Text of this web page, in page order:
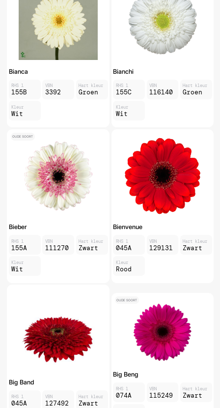
Bianca
RHS 1
155B
VBN
3392
Hart kleur
Groen
Kleur
Wit
Bianchi
RHS 1
155C
VBN
116140
Hart kleur
Groen
Kleur
Wit
Bieber
RHS 1
155A
VBN
111270
Hart kleur
Zwart
Kleur
Wit
OUDE SOORT
Bienvenue
RHS 1
045A
VBN
129131
Hart kleur
Zwart
Kleur
Rood
Big Band
RHS 1
045A
VBN
127492
Hart kleur
Zwart
Big Beng
RHS 1
074A
VBN
115249
Hart kleur
Zwart
OUDE SOORT